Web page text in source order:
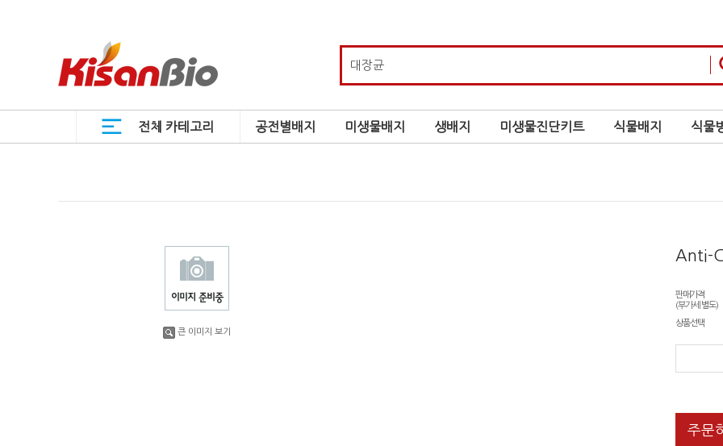
전체 카테고리 공전별배지 미생물배지 생배지 미생물진단키트 식물배지 식물
큰 이미지 보기
Anti-
판매가격
(부가세 별도)
상품선택
주문